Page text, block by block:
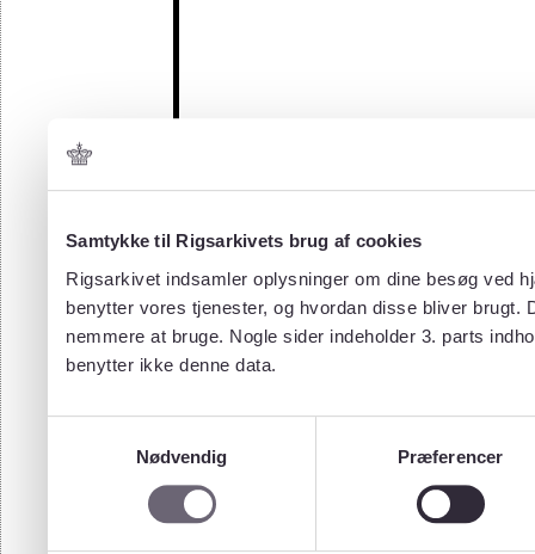
Samtykke til Rigsarkivets brug af cookies
Rigsarkivet indsamler oplysninger om dine besøg ved
benytter vores tjenester, og hvordan disse bliver
nemmere at bruge. Nogle sider indeholder 3. parts
benytter ikke denne data.
Nødvendig
Præferencer